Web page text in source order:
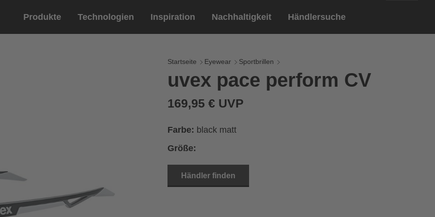
Produkte
Eyewear
Sportbrillen
Lifestyle Brillen
Technologien
Reithandschuhe
Inspiration Nachhaltigkeit Händlersuche
Deutsch
Startseite Eyewear Sportbrillen
uvex pace perform CV
169,95 € UVP
Farbe: black matt
Größe:
Händler finden